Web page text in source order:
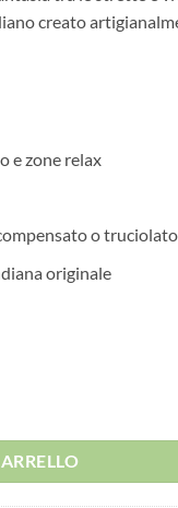
creato
e zone relax
o
originale